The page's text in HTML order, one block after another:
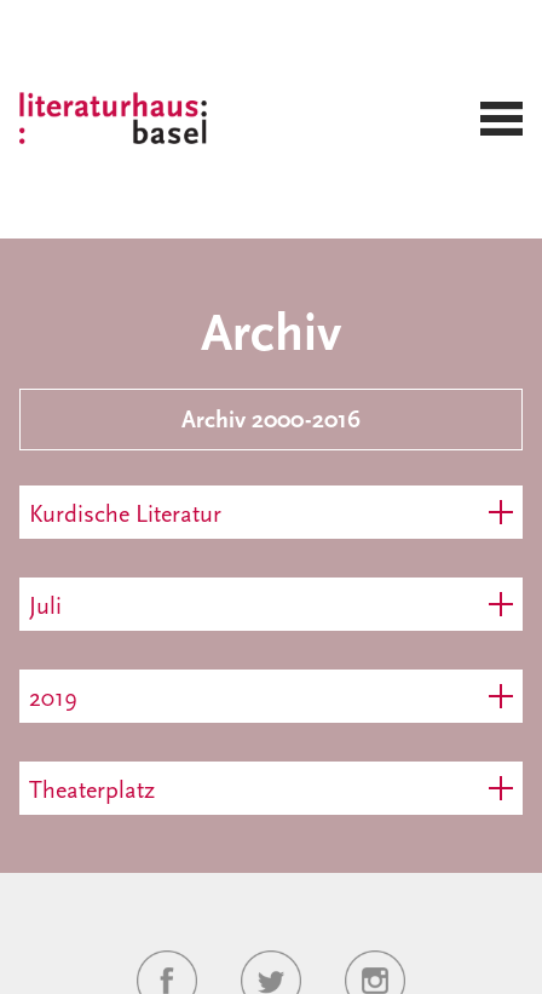
Archiv
Archiv 2000-2016
Kurdische Literatur
Juli
2019
Theaterplatz